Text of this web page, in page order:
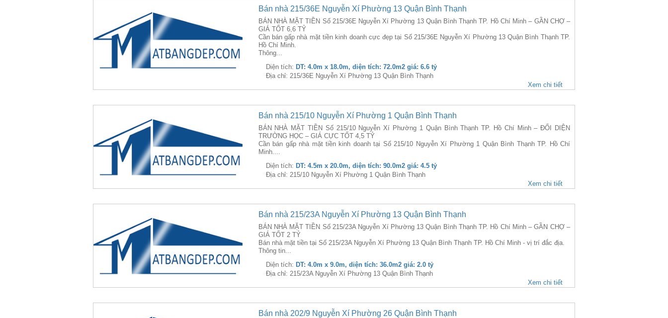
Bán nhà 215/36E Nguyễn Xí Phường 13 Quận Bình Thạnh
BÁN NHÀ MẶT TIỀN Số 215/36E Nguyễn Xí Phường 13 Quận Bình Thạnh TP. Hồ Chí Minh – GẦN CHỢ –
GIÁ TỐT 6,6 TỶ
Cần bán gấp nhà mặt tiền kinh doanh cực đẹp tại Số 215/36E Nguyễn Xí Phường 13 Quận Bình Thạnh TP.
Hồ Chí Minh.
Thông...
Diện tích: DT: 4.0m x 18.0m, diện tích: 72.0m2 giá: 6.6 tỷ
Địa chỉ: 215/36E Nguyễn Xí Phường 13 Quận Bình Thạnh
Xem chi tiết
Bán nhà 215/10 Nguyễn Xí Phường 1 Quận Bình Thạnh
BÁN NHÀ MẶT TIỀN Số 215/10 Nguyễn Xí Phường 1 Quận Bình Thạnh TP. Hồ Chí Minh – ĐỐI DIỆN
TRƯỜNG HỌC – GIÁ CỰC TỐT 4,5 TỶ
Cần bán gấp nhà mặt tiền kinh doanh tại Số 215/10 Nguyễn Xí Phường 1 Quận Bình Thạnh TP. Hồ Chí
Minh....
Diện tích: DT: 4.5m x 20.0m, diện tích: 90.0m2 giá: 4.5 tỷ
Địa chỉ: 215/10 Nguyễn Xí Phường 1 Quận Bình Thạnh
Xem chi tiết
Bán nhà 215/23A Nguyễn Xí Phường 13 Quận Bình Thạnh
BÁN NHÀ MẶT TIỀN Số 215/23A Nguyễn Xí Phường 13 Quận Bình Thạnh TP. Hồ Chí Minh – GẦN CHỢ –
GIÁ TỐT 2 TỶ
Bán nhà mặt tiền tại Số 215/23A Nguyễn Xí Phường 13 Quận Bình Thạnh TP. Hồ Chí Minh - vị trí đắc địa.
Thông tin...
Diện tích: DT: 4.0m x 9.0m, diện tích: 36.0m2 giá: 2.0 tỷ
Địa chỉ: 215/23A Nguyễn Xí Phường 13 Quận Bình Thạnh
Xem chi tiết
Bán nhà 202/9 Nguyễn Xí Phường 26 Quận Bình Thạnh